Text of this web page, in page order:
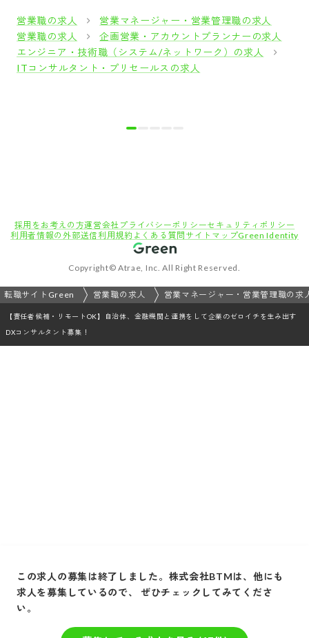
営業職の求人
営業マネージャー・営業管理職の求人
営業職の求人
企画営業・アカウントプランナーの求人
エンジニア・技術職（システム/ネットワーク）の求人
ITコンサルタント・プリセールスの求人
この求人の募集は終了しました。 株式会社BTMは、他にも
求人を募集しているので、 ぜひチェックしてみてくださ
い。
【責任者候補・リモートOK】自治体、金融機関と連携をして企業のゼロイチを生み出す
DXコンサルタント募集！